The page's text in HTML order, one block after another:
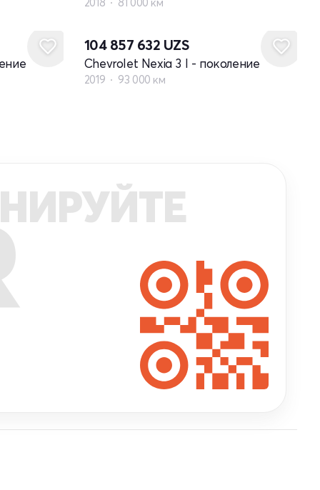
104 857 632 UZS
Chevrolet Nexia 3 I - поколение
2019 93 000 км